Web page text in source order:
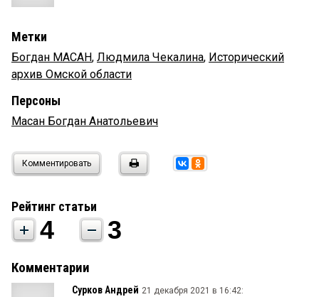
Метки
Богдан МАСАН, Людмила Чекалина, Исторический
архив Омской области
Персоны
Масан Богдан Анатольевич
Комментировать
Рейтинг статьи
4 3
Комментарии
Сурков Андрей 21 декабря 2021 в 16:42: